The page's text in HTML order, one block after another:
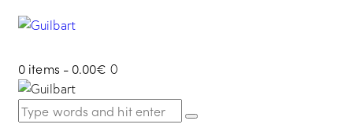
0 items - 0.00€ 0